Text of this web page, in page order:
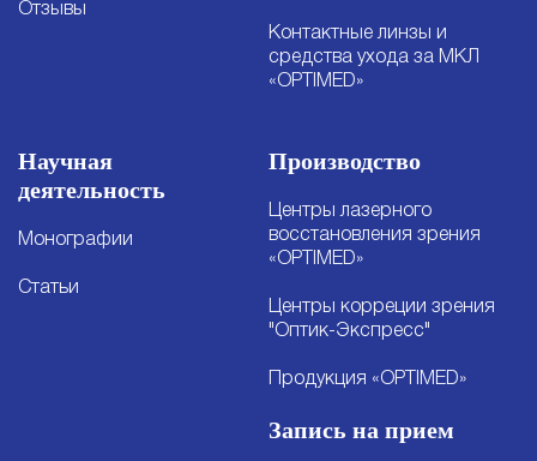
Отзывы
Контактные линзы и
средства ухода за МКЛ
«OPTIMED»
Научная
деятельность
Монографии
Статьи
Производство
Центры лазерного
восстановления зрения
«OPTIMED»
Центры корреции зрения
"Оптик-Экспресс"
Продукция «OPTIMED»
Запись на прием